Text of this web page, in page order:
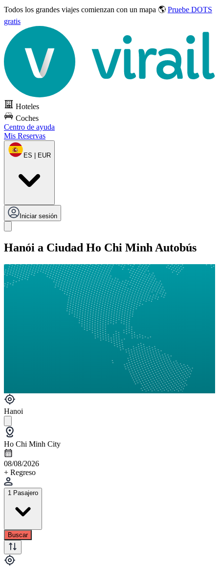
Todos los grandes viajes comienzan con un mapa 🌎 Pruebe DOTS
gratis
Hoteles
Coches
Centro de ayuda
Mis Reservas
ES | EUR
Iniciar sesión
Hanói a Ciudad Ho Chi Minh Autobús
Hanoi
Ho Chi Minh City
08/08/2026
+ Regreso
1 Pasajero
Buscar